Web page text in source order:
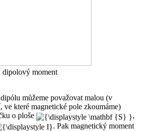
dipolový moment
můžeme považovat malou (v
ve které magnetické pole zkoumáme)
o ploše
,
. Pak magnetický moment